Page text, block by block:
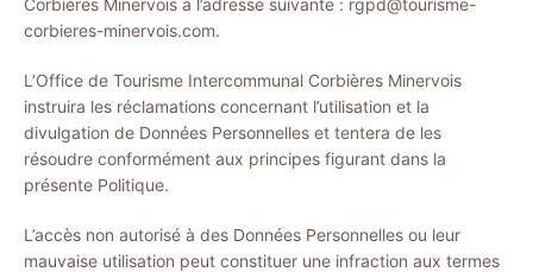
Corbières Minervois à l’adresse suivante : rgpd@tourisme-
corbieres-minervois.com.
L’Office de Tourisme Intercommunal Corbières Minervois
instruira les réclamations concernant l’utilisation et la
divulgation de Données Personnelles et tentera de les
résoudre conformément aux principes figurant dans la
présente Politique.
L’accès non autorisé à des Données Personnelles ou leur
mauvaise utilisation peut constituer une infraction aux termes